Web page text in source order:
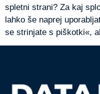
spletni strani? Za kaj
lahko še naprej
se strinjate s piškotki«,